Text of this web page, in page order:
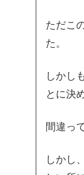
ただこ
た。
しかし
とに決
間違っ
しかし